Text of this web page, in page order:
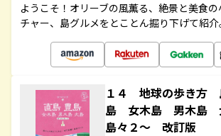
ようこそ！オリーブの風薫る、絶景と美食
チャー、島グルメをとことん掘り下げて紹
１４ 地球の歩き
島 女木島 男木島
島々２～ 改訂版